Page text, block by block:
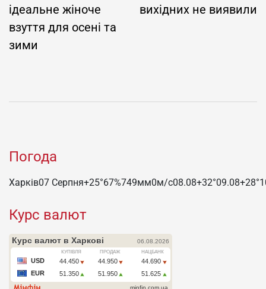
ідеальне жіноче
взуття для осені та
зими
вихідних не виявили
Погода
Харків07 Серпня+25°67%749мм0м/c08.08+32°09.08+28°
Курс валют